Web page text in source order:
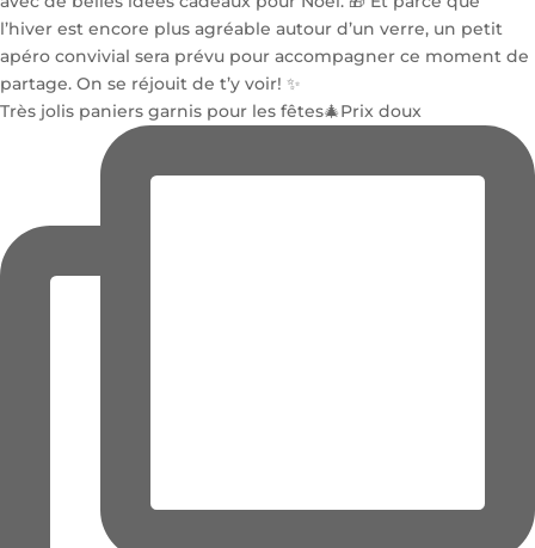
Très jolis paniers garnis pour les fêtes🎄Prix doux